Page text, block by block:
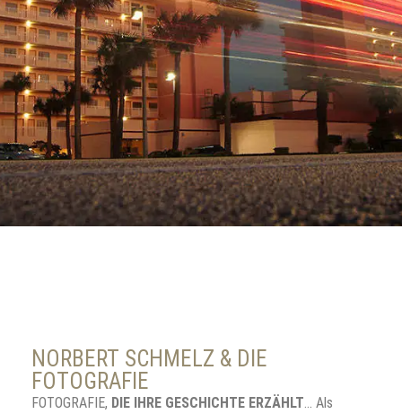
NORBERT SCHMELZ & DIE
FOTOGRAFIE
FOTOGRAFIE, DIE IHRE GESCHICHTE ERZÄHLT… Als